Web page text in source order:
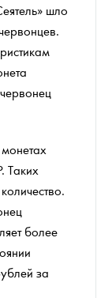
шло
Таких
более
за